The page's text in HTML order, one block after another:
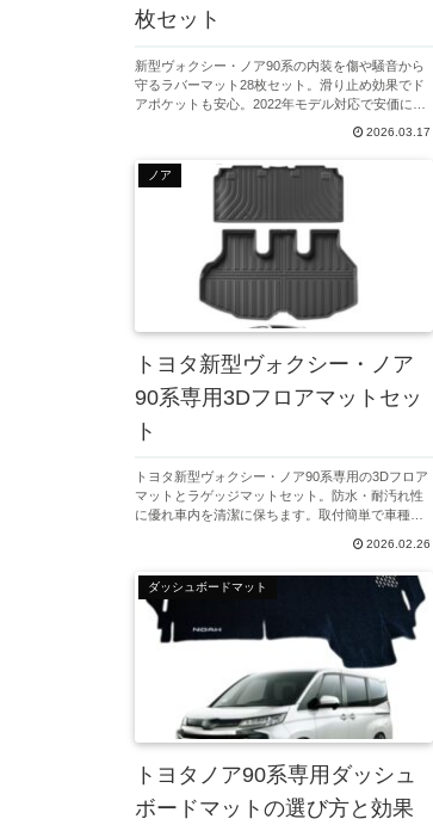
枚セット
新型ヴォクシー・ノア90系の内装を傷や騒音から
守るラバーマット28枚セット。滑り止め効果でド
アポケットも安心。2022年モデル対応で安価にな
2026.03.17
ノア
トヨタ新型ヴォクシー・ノア
90系専用3Dフロアマットセッ
ト
トヨタ新型ヴォクシー・ノア90系専用の3Dフロア
マットとラゲッジマットセット。防水・耐汚れ性
に優れ車内を清潔に保ちます。取付簡単で車種専
2026.02.26
ダッシュボードマット
トヨタノア90系専用ダッシュ
ボードマットの選び方と効果